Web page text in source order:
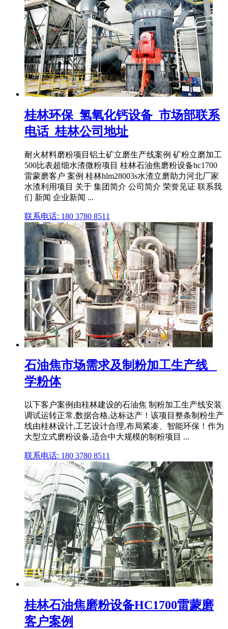
桂林环保_氢氧化钙设备_市场部联系
电话_桂林公司地址
耐火材料磨粉项目铝土矿立磨生产线案例 矿粉立磨加工
500比表超细水渣微粉项目 桂林石油焦磨粉设备hc1700
雷蒙磨客户 案例 桂林hlm28003s水渣立磨助力河北厂家
水渣利用项目 关于 集团简介 公司简介 荣誉见证 联系我
们 新闻 企业新闻 ...
联系电话: 180 3780 8511
石油焦市场需求及制粉加工生产线 _
学粉体
以下客户案例由桂林建设的石油焦 制粉加工生产线安装
调试运转正常,数据合格,达标达产！该项目整条制粉生产
线由桂林设计,工艺设计合理,布局紧凑、智能环保！作为
大型立式磨粉设备,适合中大规模的制粉项目 ...
联系电话: 180 3780 8511
桂林石油焦磨粉设备HC1700雷蒙磨
客户案例